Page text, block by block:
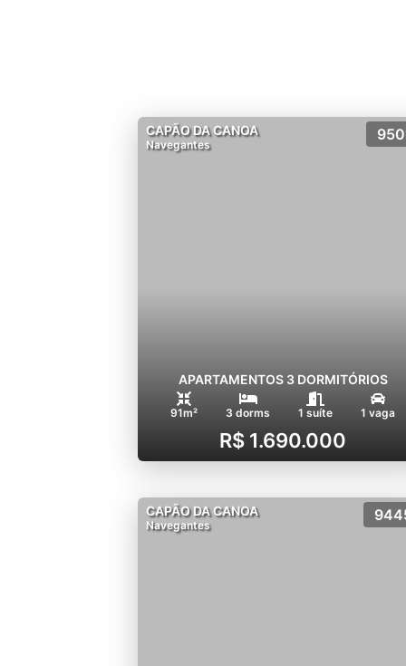
CAPÃO DA CANOA
Navegantes
APARTAMENTOS 3 DORMITÓRIOS
91m² 3 dorms 1 suíte 1 vaga
R$ 1.690.000
CAPÃO DA CANOA
Navegantes